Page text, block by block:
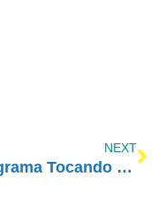
NEXT
Programa Tocando em Frente Família com AE – 11/08/2018